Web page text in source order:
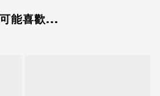
能喜歡...